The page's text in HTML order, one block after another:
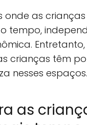
onde as
tempo,
crianças têm
nesses espaços.
as